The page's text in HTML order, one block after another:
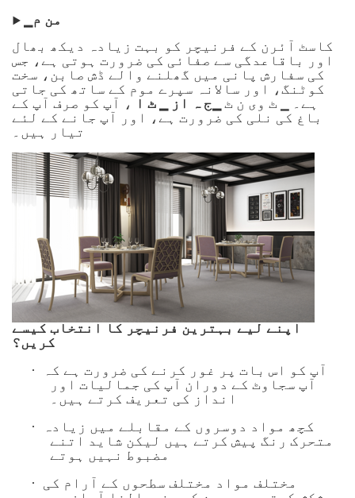
▶
▁من م
کاسٹ آئرن کے فرنیچر کو بہت زیادہ دیکھ بھال
اور باقاعدگی سے صفائی کی ضرورت ہوتی ہے، جس
کی سفارش پانی میں گھلنے والے ڈش صابن، سخت
کوٹنگ، اور سالانہ سپرے موم کے ساتھ کی جاتی
ہے۔ ▁ ٹ وی ن ٹ▁ج ہ از ▁ ٹ ا
، آپ کو صرف آپ کے
باغ کی نلی کی ضرورت ہے، اور آپ جانے کے لئے
تیار ہیں۔
اپنے لیے بہترین فرنیچر کا انتخاب کیسے
کریں؟
·
آپ سجاوٹ کے دوران آپ کی جمالیات اور
انداز کی تعریف کرتے ہیں۔
·
متحرک رنگ پیش کرتے ہیں لیکن شاید اتنے
مضبوط نہیں ہوتے
·